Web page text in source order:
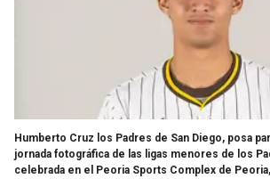
Humberto Cruz los Padres de San Diego, posa
jornada fotográfica de las ligas menores de los
celebrada en el Peoria Sports Complex de